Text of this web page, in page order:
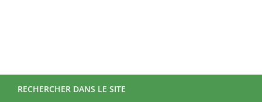
RECHERCHER DANS LE SITE